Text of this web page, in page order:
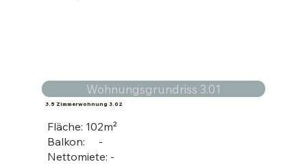
Wohnungsgrundriss 3.01
3.5 Zimmerwohnung 3.02
Fläche: 102m²
Balkon: -
Nettomiete: -